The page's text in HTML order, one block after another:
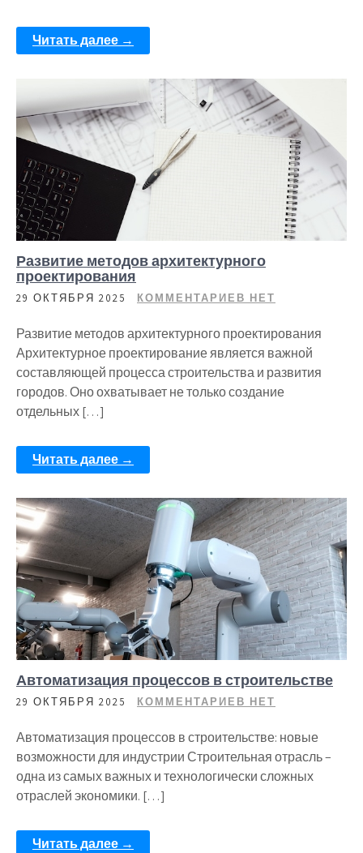
Читать далее →
Развитие методов архитектурного
проектирования
29 ОКТЯБРЯ 2025 КОММЕНТАРИЕВ НЕТ
Развитие методов архитектурного проектирования
Архитектурное проектирование является важной
составляющей процесса строительства и развития
городов. Оно охватывает не только создание
отдельных […]
Читать далее →
Автоматизация процессов в строительстве
29 ОКТЯБРЯ 2025 КОММЕНТАРИЕВ НЕТ
Автоматизация процессов в строительстве: новые
возможности для индустрии Строительная отрасль –
одна из самых важных и технологически сложных
отраслей экономики. […]
Читать далее →